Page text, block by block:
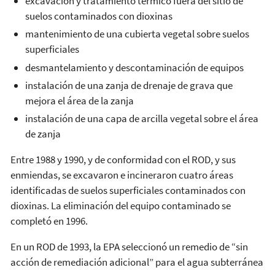
suelos contaminados con dioxinas
mantenimiento de una cubierta vegetal sobre suelos
superficiales
desmantelamiento y descontaminación de equipos
instalación de una zanja de drenaje de grava que
mejora el área de la zanja
instalación de una capa de arcilla vegetal sobre el área
de zanja
Entre 1988 y 1990, y de conformidad con el ROD, y sus
enmiendas, se excavaron e incineraron cuatro áreas
identificadas de suelos superficiales contaminados con
dioxinas. La eliminación del equipo contaminado se
completó en 1996.
En un ROD de 1993, la EPA seleccionó un remedio de “sin
acción de remediación adicional” para el agua subterránea